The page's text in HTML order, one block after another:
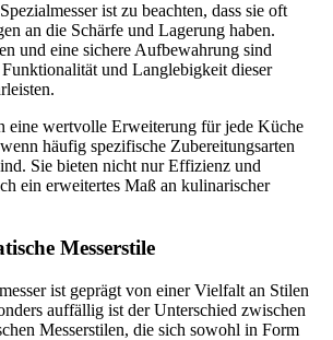
ist zu beachten, dass sie oft
an die Schärfe und Lagerung haben.
und eine sichere Aufbewahrung sind
und Langlebigkeit dieser
eine wertvolle Erweiterung für jede Küche
häufig spezifische Zubereitungsarten
Sie bieten nicht nur Effizienz und
ein erweitertes Maß an kulinarischer
Messerstile
ist geprägt von einer Vielfalt an Stilen
auffällig ist der Unterschied zwischen
Messerstilen, die sich sowohl in Form